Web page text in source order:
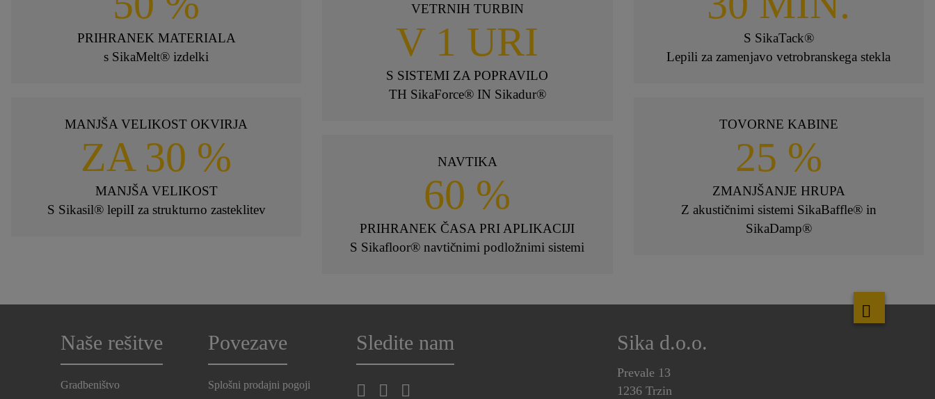
PRIHRANEK MATERIALA
s SikaMelt® izdelki
MANJŠA VELIKOST OKVIRJA
ZA 30 %
MANJŠA VELIKOST
S Sikasil® lepilI za strukturno zasteklitev
VETRNIH TURBIN
V 1 URI
S SISTEMI ZA POPRAVILO
TH SikaForce® IN Sikadur®
NAVTIKA
60 %
PRIHRANEK ČASA PRI APLIKACIJI
S Sikafloor® navtičnimi podložnimi sistemi
S SikaTack®
Lepili za zamenjavo vetrobranskega stekla
TOVORNE KABINE
25 %
ZMANJŠANJE HRUPA
Z akustičnimi sistemi SikaBaffle® in
SikaDamp®
Naše rešitve
Gradbeništvo
Povezave
Splošni prodajni pogoji
Sledite nam Sika d.o.o.
Prevale 13
1236 Trzin